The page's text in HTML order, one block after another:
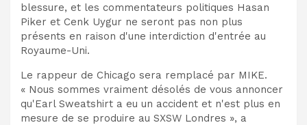
blessure, et les commentateurs politiques Hasan
Piker et Cenk Uygur ne seront pas non plus
présents en raison d'une interdiction d'entrée au
Royaume-Uni.
Le rappeur de Chicago sera remplacé par MIKE.
« Nous sommes vraiment désolés de vous annoncer
qu'Earl Sweatshirt a eu un accident et n'est plus en
mesure de se produire au SXSW Londres », a